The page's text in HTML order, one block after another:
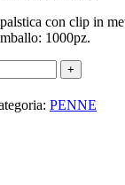
con clip in
1000pz.
PENNE